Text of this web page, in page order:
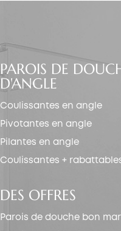
PAROIS DE
D'ANGLE
Coulissantes en angle
Pivotantes en angle
Pilantes en angle
Coulissantes +
DES OFFRES
Parois de douche bon